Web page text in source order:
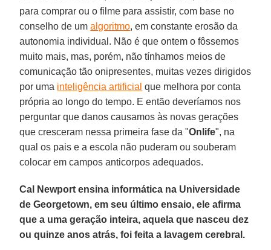
para comprar ou o filme para assistir, com base no
conselho de umalgoritmo, em constante erosão da
autonomia individual. Não é que ontem o fôssemos
muito mais, mas, porém, não tínhamos meios de
comunicação tão onipresentes, muitas vezes dirigidos
por uma inteligência artificial que melhora por conta
própria ao longo do tempo. E então deveríamos nos
perguntar que danos causamos às novas gerações
que cresceram nessa primeira fase da "Onlife", na
qual os pais e a escola não puderam ou souberam
colocar em campos anticorpos adequados.
Cal Newport ensina informática na Universidade
de Georgetown, em seu último ensaio, ele afirma
que a uma geração inteira, aquela que nasceu dez
ou quinze anos atrás, foi feita a lavagem cerebral.